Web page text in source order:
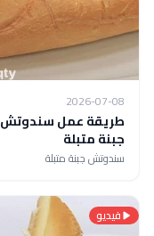
2026-07-08
طريقة عمل سندوتش
جبنة متبلة
سندوتش جبنة متبلة
فيديو